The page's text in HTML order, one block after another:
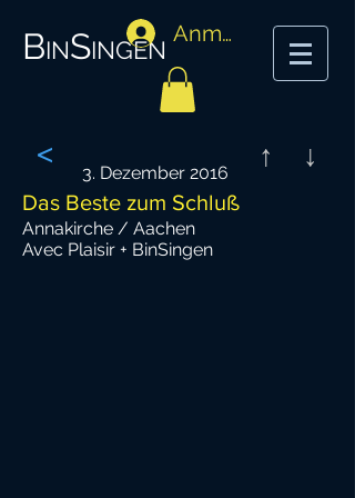
BinSingen Anmelden
<
3. Dezember 2016 ↑ ↓
Das Beste zum Schluß
Annakirche / Aachen
Avec Plaisir + BinSingen